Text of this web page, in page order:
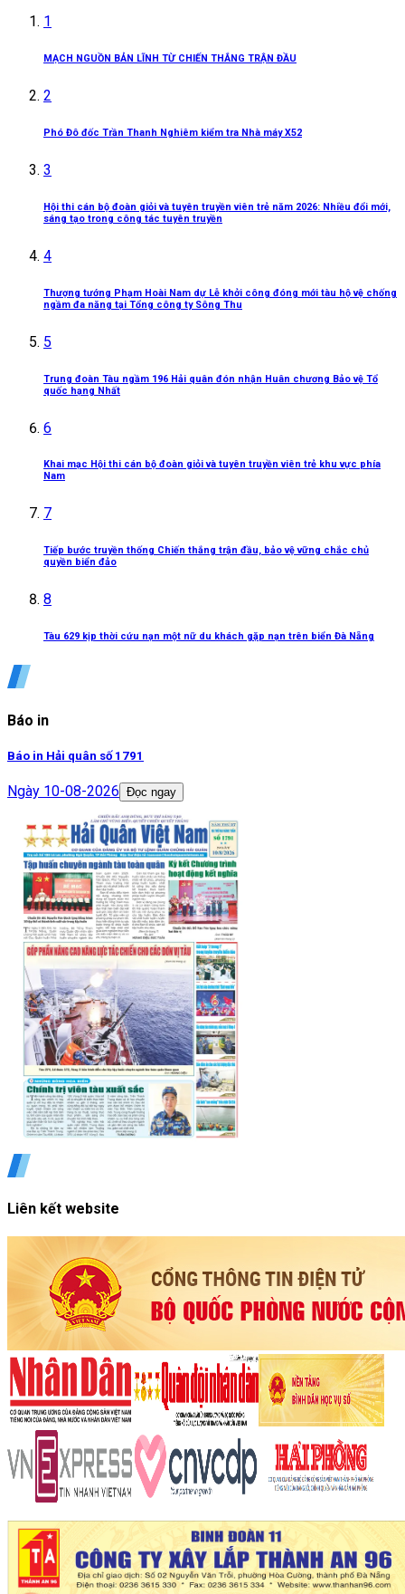
1
MẠCH NGUỒN BẢN LĨNH TỪ CHIẾN THẮNG TRẬN ĐẦU
2
Phó Đô đốc Trần Thanh Nghiêm kiểm tra Nhà máy X52
3
Hội thi cán bộ đoàn giỏi và tuyên truyền viên trẻ năm 2026: Nhiều đổi mới,
sáng tạo trong công tác tuyên truyền
4
Thượng tướng Phạm Hoài Nam dự Lễ khởi công đóng mới tàu hộ vệ chống
ngầm đa năng tại Tổng công ty Sông Thu
5
Trung đoàn Tàu ngầm 196 Hải quân đón nhận Huân chương Bảo vệ Tổ
quốc hạng Nhất
6
Khai mạc Hội thi cán bộ đoàn giỏi và tuyên truyền viên trẻ khu vực phía
Nam
7
Tiếp bước truyền thống Chiến thắng trận đầu, bảo vệ vững chắc chủ
quyền biển đảo
8
Tàu 629 kịp thời cứu nạn một nữ du khách gặp nạn trên biển Đà Nẵng
Báo in
Báo in Hải quân số 1791
Ngày 10-08-2026 Đọc ngay
Liên kết website